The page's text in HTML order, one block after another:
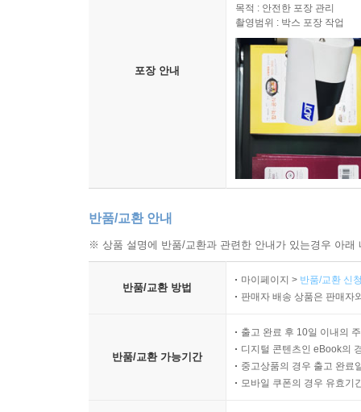
포장 안내
목적 : 안전한 포장 관리
촬영범위 : 박스 포장 작업
반품/교환 안내
※ 상품 설명에 반품/교환과 관련한 안내가 있는경우 아
반품/교환 방법
마이페이지 > 반품/교환 신
판매자 배송 상품은 판매자
반품/교환 가능기간
출고 완료 후 10일 이내의
디지털 콘텐츠인 eBook의
중고상품의 경우 출고 완료
모바일 쿠폰의 경우 유효기